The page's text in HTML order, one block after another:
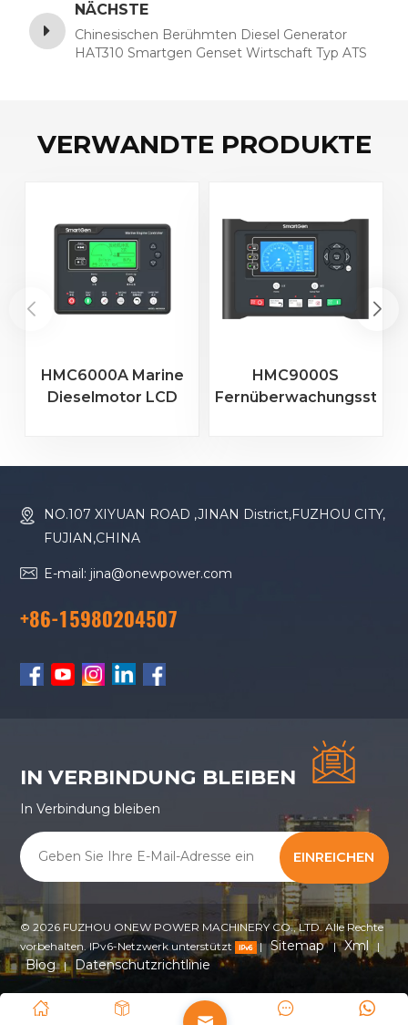
NÄCHSTE
Chinesischen Berühmten Diesel Generator
HAT310 Smartgen Genset Wirtschaft Typ ATS
VERWANDTE PRODUKTE
HMC6000A Marine
Dieselmotor LCD
HMC6000A
HMC9000S
HMC9000S 4,3-Zoll-
RS485 + GOV-
NO.107 XIYUAN ROAD ,JINAN District,FUZHOU CITY,
FUJIAN,CHINA
E-mail: jina@onewpower.com
+86-15980204507
IN VERBINDUNG BLEIBEN
In Verbindung bleiben
EINREICHEN
© 2026 FUZHOU ONEW POWER MACHINERY CO., LTD. Alle Rechte
vorbehalten. IPv6-Netzwerk unterstützt
| Sitemap | Xml |
Blog | Datenschutzrichtlinie